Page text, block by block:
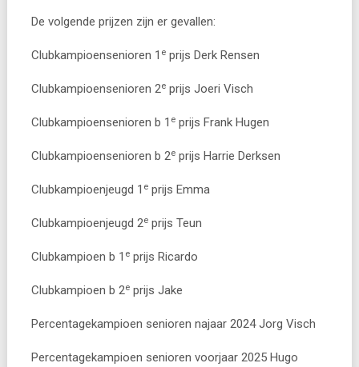
De volgende prijzen zijn er gevallen:
Clubkampioensenioren 1 eprijs Derk Rensen
Clubkampioensenioren 2eprijs Joeri Visch
Clubkampioensenioren b 1 eprijs Frank Hugen
Clubkampioensenioren b 2eprijs Harrie Derksen
Clubkampioenjeugd 1 eprijs Emma
Clubkampioenjeugd 2eprijs Teun
Clubkampioen b 1 eprijs Ricardo
Clubkampioen b 2eprijs Jake
Percentagekampioen senioren najaar 2024 Jorg Visch
Percentagekampioen senioren voorjaar 2025 Hugo